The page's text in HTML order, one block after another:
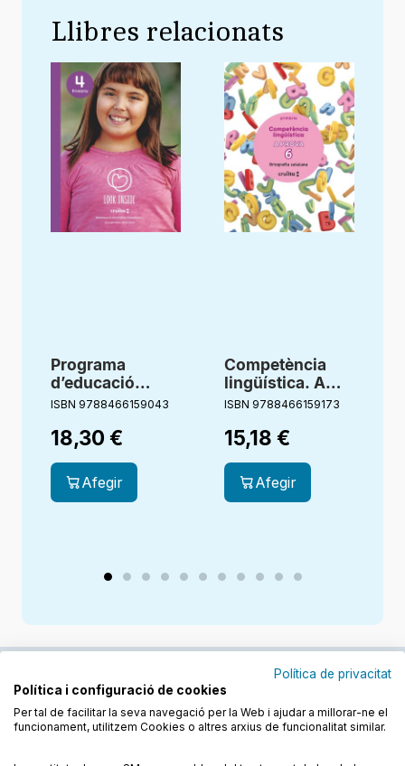
Llibres relacionats
Programa
d’educació
emocional. 4
Inside. Cruilla
ISBN 9788466159043
18,30 €
Afegir
Competència
lingüística. A
prova 6.
catalana. 6
Primària
ISBN 9788466159173
15,18 €
Afegir
Política de privacitat
Política i configuració de cookies
Per tal de facilitar la seva navegació per la Web i ajudar a millorar-ne el
funcionament, utilitzem Cookies o altres arxius de funcionalitat similar.